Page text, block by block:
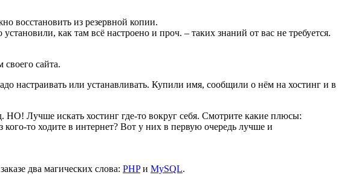
восстановить из резервной копии.
как там всё настроено и проч. – таких знаний от вас не требуется.
сайта.
настраивать или устанавливать. Купили имя, сообщили о нём на хостинг и в
Лучше искать хостинг где-то вокруг себя. Смотрите какие плюсы:
то ходите в интернет? Вот у них в первую очередь лучше и
два магических слова: PHPи MySQL.